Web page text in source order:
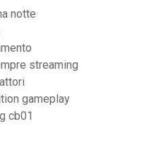
notte
streaming
gameplay
cb01